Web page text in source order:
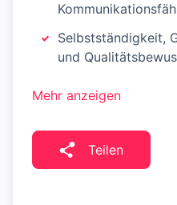
Selbstständigkeit,
und
Mehr anzeigen
Teilen